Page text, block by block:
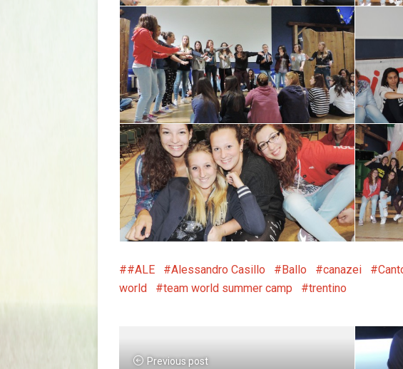
#ALE Alessandro Casillo Ballo canazei
world
team world summer camp trentino
Previous post